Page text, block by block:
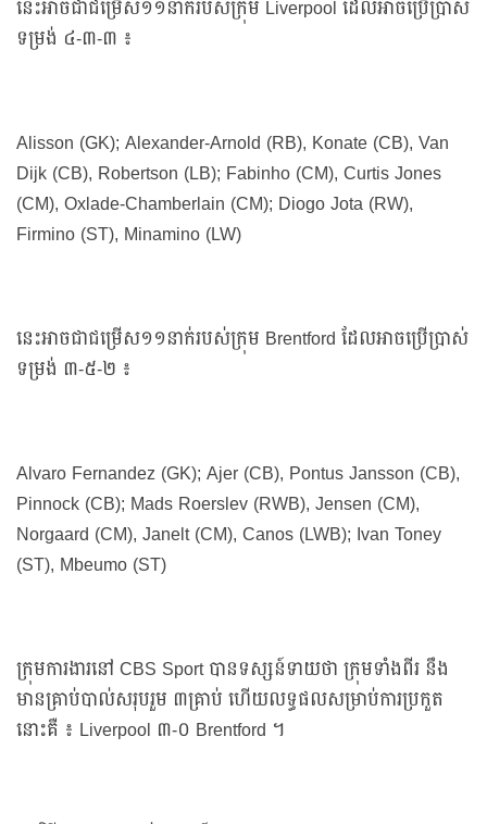
នេះអាចជាជម្រើស១១នាក់របស់ក្រុម Liverpool ដែលអាចប្រើប្រាស់
ទម្រង់ ៤-៣-៣ ៖
Alisson (GK); Alexander-Arnold (RB), Konate (CB), Van
Dijk (CB), Robertson (LB); Fabinho (CM), Curtis Jones
(CM), Oxlade-Chamberlain (CM); Diogo Jota (RW),
Firmino (ST), Minamino (LW)
នេះអាចជាជម្រើស១១នាក់របស់ក្រុម Brentford ដែលអាចប្រើប្រាស់
ទម្រង់ ៣-៥-២ ៖
Alvaro Fernandez (GK); Ajer (CB), Pontus Jansson (CB),
Pinnock (CB); Mads Roerslev (RWB), Jensen (CM),
Norgaard (CM), Janelt (CM), Canos (LWB); Ivan Toney
(ST), Mbeumo (ST)
ក្រុមការងារនៅ CBS Sport បានទស្សន៍ទាយថា ក្រុមទាំងពីរ នឹង
មានគ្រាប់បាល់សរុបរួម ៣គ្រាប់ ហើយលទ្ធផលសម្រាប់ការប្រកួត
នោះគឺ ៖ Liverpool ៣-០ Brentford ។